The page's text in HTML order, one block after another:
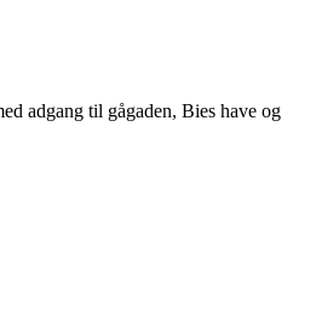
adgang til gågaden, Bies have og